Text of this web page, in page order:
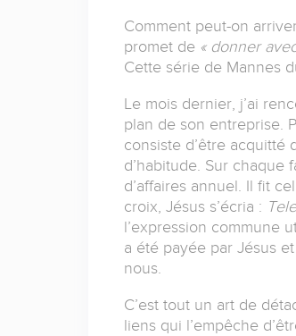
Comment peut-on
promet de « donner
Cette série de Mannes
Le mois dernier, j’ai
plan de son entreprise.
consiste d’être acquitté
d’habitude. Sur chaque
d’affaires annuel. Il fit
croix, Jésus s’écria :
l’expression commune
a été payée par Jésus
nous.
C’est tout un art de
liens qui l’empêche